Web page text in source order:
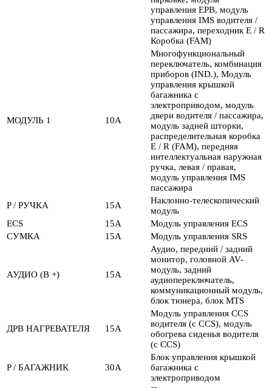
управления EPB, модуль
управления IMS водителя /
пассажира, переходник E / R
Коробка (FAM)
МОДУЛЬ 1 10А
Многофункциональный
переключатель, комбинация
приборов (IND.), Модуль
управления крышкой
багажника с
электроприводом, модуль
двери водителя / пассажира,
модуль задней шторки,
распределительная коробка
E / R (FAM), передняя
интеллектуальная наружная
ручка, левая / правая,
модуль управления IMS
пассажира
P / РУЧКА
15А
Наклонно-телескопический
модуль
ECS
15А
Модуль управления ECS
СУМКА
15А Модуль управления SRS
АУДИО (B +) 15А
Аудио, передний / задний
монитор, головной AV-
модуль, задний
аудиопереключатель,
коммуникационный модуль,
блок тюнера, блок MTS
ДРВ НАГРЕВАТЕЛЯ 15А
Модуль управления CCS
водителя (с CCS), модуль
обогрева сиденья водителя
(с CCS)
P / БАГАЖНИК 30А
Блок управления крышкой
багажника с
электроприводом